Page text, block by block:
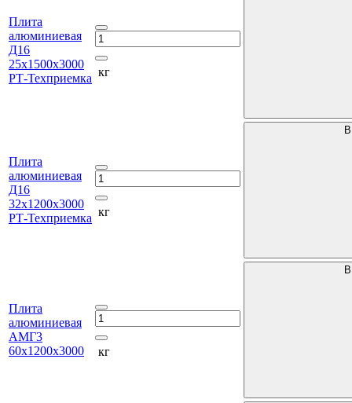
Плита
алюминиевая
Д16
25х1500х3000
РТ-Техприемка кг
Плита
алюминиевая
Д16
32х1200х3000
РТ-Техприемка кг
Плита
алюминиевая
АМГ3
60х1200х3000
кг